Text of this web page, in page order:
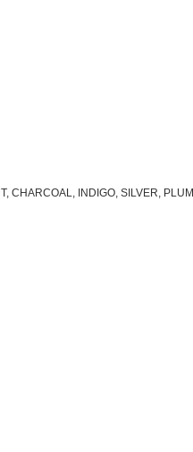
CHARCOAL, INDIGO, SILVER, PLUM